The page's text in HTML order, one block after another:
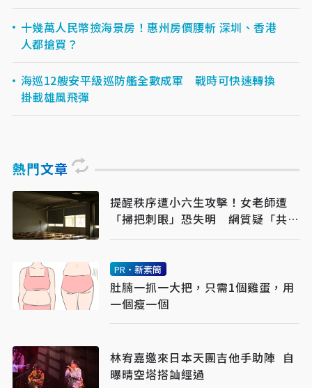
十幾萬人民幣撿海景房！惠州房價腰斬 深圳、香港
人都搶買？
海巡12艘安平級巡防艦全數成軍 戰時可快速轉換
掛載雄風飛彈
熱門文章
提醒秩序遭小六生攻擊！女老師遭
「掃把刺眼」恐失明 網質疑「共融
教育」
PR・新素簡
肚腩一抓一大把，只需1個雞蛋，用
一個瘦一個
林宥嘉邀來日本天團吉他手助陣 自
曝晴空塔搭訕經過